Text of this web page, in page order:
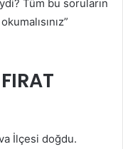
Tüm bu soruların
İlçesi doğdu.